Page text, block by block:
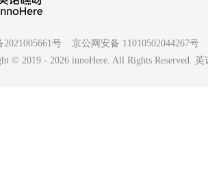
2021005661号
京公网安备 11010502044267号
© 2019 - 2026 innoHere. All Rights Reserved.